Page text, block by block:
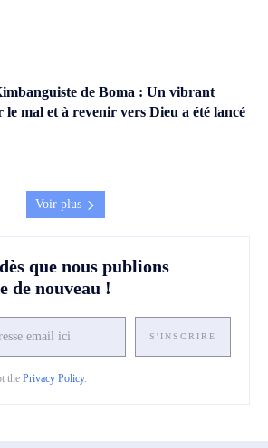
de Boma : Un vibrant
le mal et à revenir vers Dieu a été lancé
Voir plus
que nous publions
de nouveau !
S'INSCRIRE
the Privacy Policy.